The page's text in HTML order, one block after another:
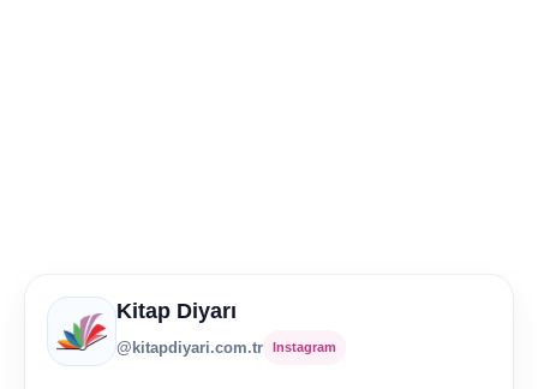
Kitap Diyarı
@kitapdiyari.com.tr Instagram